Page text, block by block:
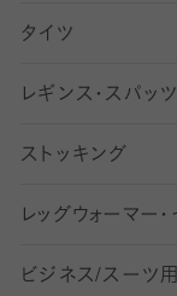
無地・プレー
柄ソックス・靴
スニーカー（
アンクル・ショ
クルーソックス
フットカバー
フットカバー・
タイツ
30デニール以
31〜40デニー
41〜60デニ
61〜80デニ
レギンス・スパッツ
柄レギンス
無地レギンス
レギンスパン
ストッキング
伝線しにくい
ショートスト
レッ グ ウォー マー ・
ビジネス/スーツ用